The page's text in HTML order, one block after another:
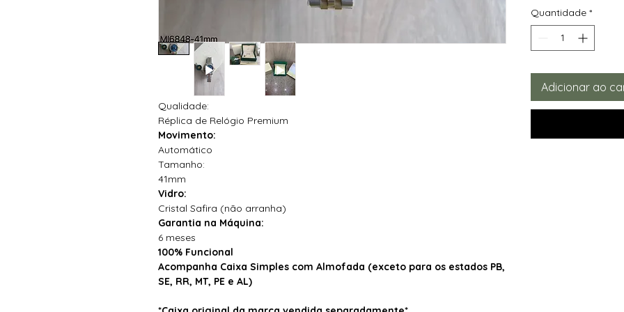
Qualidade:
Réplica de Relógio Premium
Movimento:
Automático
Tamanho:
41mm
Vidro:
Cristal Safira (não arranha)
Garantia na Máquina:
6 meses
100% Funcional
Acompanha Caixa Simples com Almofada (exceto para os estados PB,
SE, RR, MT, PE e AL)
Quantidade *
Adicionar ao